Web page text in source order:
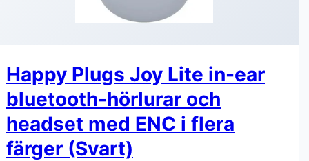
Happy Plugs Joy Lite in-ear
bluetooth-hörlurar och
headset med ENC i flera
färger (Svart)